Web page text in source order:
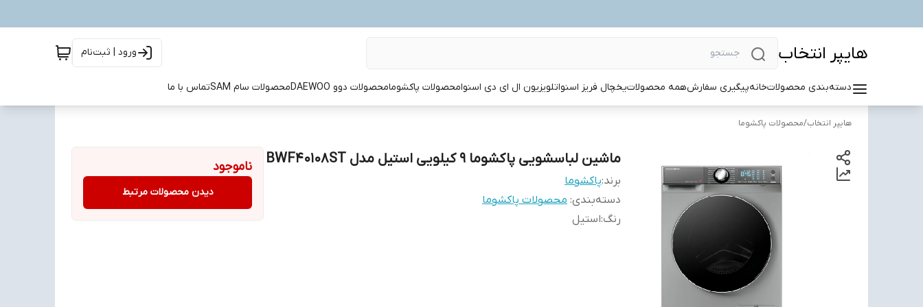
هایپر انتخاب ورود | ثبت‌نام
دسته‌بندی محصولاتخانهپیگیری سفارشهمه محصولاتیخچال فریز اسنواتلویزیون ال ای دی اسنوامحصولات پاکشومامحصولات دوو DAEWOO محصولات سام SAM تماس با ما
هایپر انتخاب/محصولات پاکشوما
ماشین لباسشویی پاکشوما 9 کیلویی استیل مدل BWF40108ST
برند:پاکشوما
دسته‌بندی: محصولات پاکشوما
رنگ:استیل
ناموجود
دیدن محصولات مرتبط